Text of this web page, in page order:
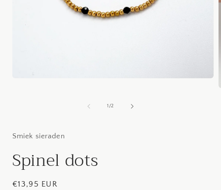
1/van
2
Smiek sieraden
Spinel dots
Normale
€13,95 EUR